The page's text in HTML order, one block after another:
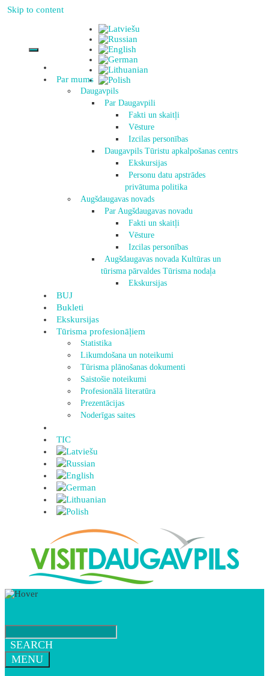
Skip to content
Par mums
Daugavpils
Par Daugavpili
Fakti un skaitļi
Vēsture
Izcilas personības
Daugavpils Tūristu apkalpošanas centrs
Ekskursijas
Personu datu apstrādes
privātuma politika
Augšdaugavas novads
Par Augšdaugavas novadu
Fakti un skaitļi
Vēsture
Izcilas personības
Augšdaugavas novada Kultūras un
tūrisma pārvaldes Tūrisma nodaļa
Ekskursijas
BUJ
Bukleti
Ekskursijas
Tūrisma profesionāļiem
Statistika
Likumdošana un noteikumi
Tūrisma plānošanas dokumenti
Saistošie noteikumi
Profesionālā literatūra
Prezentācijas
Noderīgas saites
TIC
SEARCH
MENU